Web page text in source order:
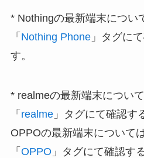
* Nothingの最新端末につい
「 Nothing Phone」タグに
す。
* realmeの最新端末につい
「 realme」タグにて確認す
OPPOの最新端末について
「 OPPO 」タグにて確認す